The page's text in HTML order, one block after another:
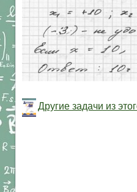
Другие задачи из